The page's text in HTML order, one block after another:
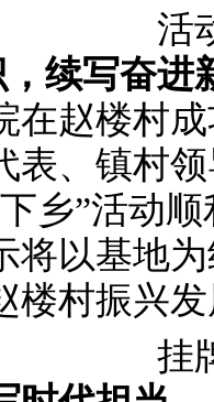
活
续写奋进
赵楼村成
表、镇村
乡”活动
将以基地
楼村振兴
挂